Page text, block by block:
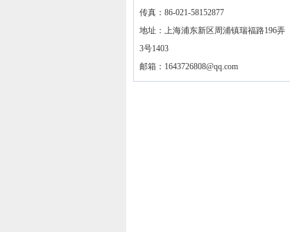
传真：86-021-58152877
地址：上海浦东新区周浦镇瑞福路196弄
3号1403
邮箱： 1643726808@qq.com